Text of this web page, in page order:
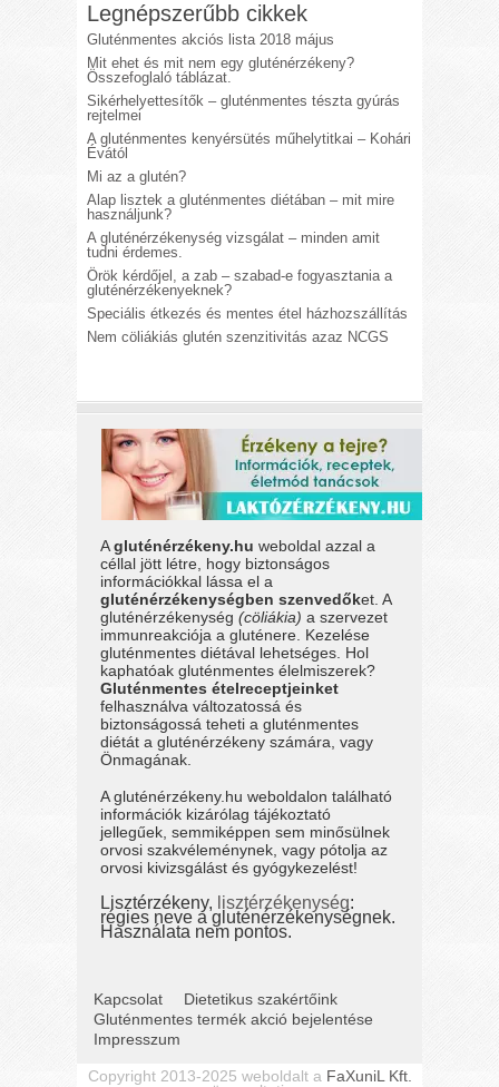
Legnépszerűbb cikkek
Gluténmentes akciós lista 2018 május
Mit ehet és mit nem egy gluténérzékeny?
Összefoglaló táblázat.
Sikérhelyettesítők – gluténmentes tészta gyúrás
rejtelmei
A gluténmentes kenyérsütés műhelytitkai – Kohári
Évától
Mi az a glutén?
Alap lisztek a gluténmentes diétában – mit mire
használjunk?
A gluténérzékenység vizsgálat – minden amit
tudni érdemes.
Örök kérdőjel, a zab – szabad-e fogyasztania a
gluténérzékenyeknek?
Speciális étkezés és mentes étel házhozszállítás
Nem cöliákiás glutén szenzitivitás azaz NCGS
Agluténérzékeny.hu weboldal azzal a
céllal jött létre, hogy biztonságos
információkkal lássa el a
gluténérzékenységben szenvedőket. A
gluténérzékenység(cöliákia) a szervezet
immunreakciója a gluténere. Kezelése
gluténmentes diétával lehetséges. Hol
kaphatóak gluténmentes élelmiszerek?
Gluténmentes ételreceptjeinket
felhasználva változatossá és
biztonságossá teheti a gluténmentes
diétát a gluténérzékeny számára, vagy
Önmagának.
A gluténérzékeny.hu weboldalon található
információk kizárólag tájékoztató
jellegűek, semmiképpen sem minősülnek
orvosi szakvéleménynek, vagy pótolja az
orvosi kivizsgálást és gyógykezelést!
Lisztérzékeny, lisztérzékenység:
régies neve a gluténérzékenységnek.
Használata nem pontos.
Kapcsolat
Dietetikus szakértőink
Gluténmentes termék akció bejelentése
Impresszum
Copyright 2013-2025 weboldalt a FaXuniL Kft.